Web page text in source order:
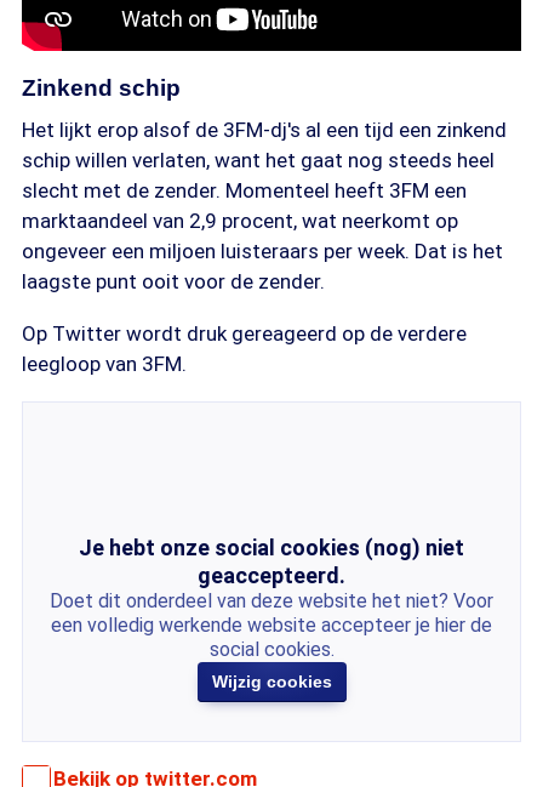
Zinkend schip
Het lijkt erop alsof de 3FM-dj's al een tijd een zinkend
schip willen verlaten, want het gaat nog steeds heel
slecht met de zender. Momenteel heeft 3FM een
marktaandeel van 2,9 procent, wat neerkomt op
ongeveer een miljoen luisteraars per week. Dat is het
laagste punt ooit voor de zender.
Op Twitter wordt druk gereageerd op de verdere
leegloop van 3FM.
Je hebt onze social cookies (nog) niet
geaccepteerd.
Doet dit onderdeel van deze website het niet? Voor
een volledig werkende website accepteer je hier de
social cookies.
Wijzig cookies
Bekijk op twitter.com